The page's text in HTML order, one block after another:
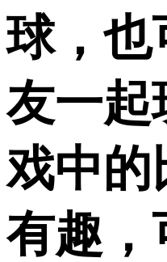
球，也
友一起
戏中的
有趣，